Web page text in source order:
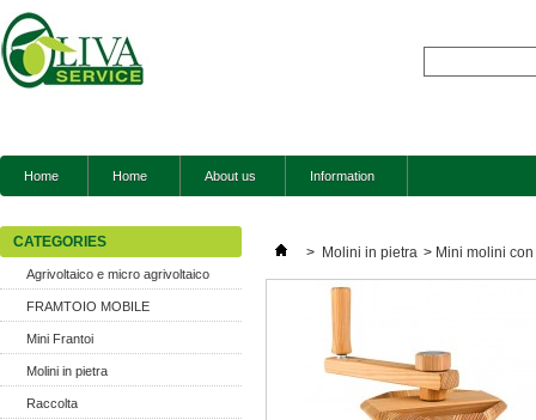
Home Home About us Information
CATEGORIES
Agrivoltaico e micro agrivoltaico
FRAMTOIO MOBILE
Mini Frantoi
Molini in pietra
Raccolta
> Molini in pietra > Mini molini